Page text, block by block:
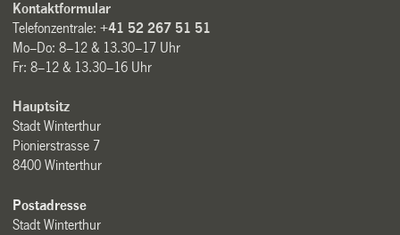
Kontaktformular
Telefonzentrale:+41 52 267 51 51
Mo–Do: 8–12 & 13.30–17 Uhr
Fr: 8–12 & 13.30–16 Uhr
Hauptsitz
Stadt Winterthur
Pionierstrasse 7
8400 Winterthur
Postadresse
Stadt Winterthur